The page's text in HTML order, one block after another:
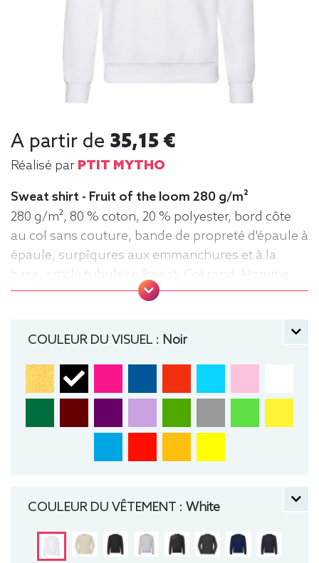
A partir de 35,15 €
Réalisé par PTIT MYTHO
Sweat shirt - Fruit of the loom 280 g/m²
280 g/m², 80 % coton, 20 % polyester, bord côte
au col sans couture, bande de propreté d'épaule à
épaule, surpîqures aux emmanchures et à la
base, article tubulaire Sweat, Col rond, Homme
COULEUR DU VISUEL : Noir
COULEUR DU VÊTEMENT : White